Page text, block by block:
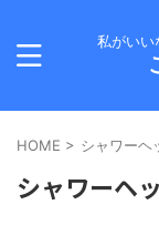
私がいい
HOME > シャワーヘ
シャワーヘ